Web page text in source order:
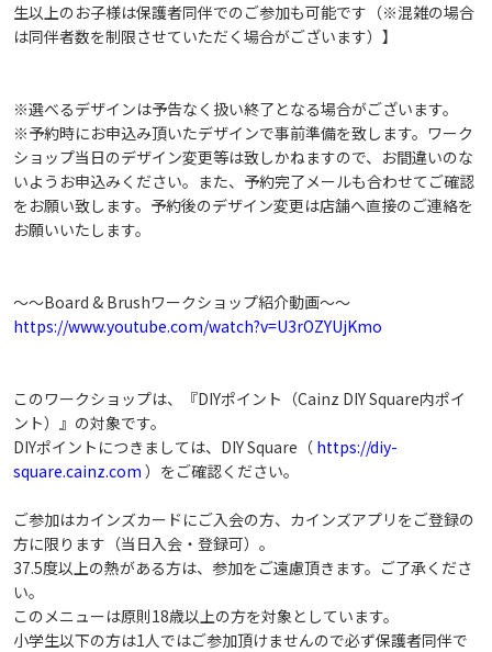
生以上のお子様は保護者同伴でのご参加も可能です（※混雑の場合
は同伴者数を制限させていただく場合がございます）】
※選べるデザインは予告なく扱い終了となる場合がございます。
※予約時にお申込み頂いたデザインで事前準備を致します。ワーク
ショップ当日のデザイン変更等は致しかねますので、お間違いのな
いようお申込みください。また、予約完了メールも合わせてご確認
をお願い致します。予約後のデザイン変更は店舗へ直接のご連絡を
お願いいたします。
～～Board & Brushワークショップ紹介動画～～
https://www.youtube.com/watch?v=U3rOZYUjKmo
このワークショップは、『DIYポイント（Cainz DIY Square内ポイ
ント）』の対象です。
DIYポイントにつきましては、DIY Square（ https://diy-
square.cainz.com ）をご確認ください。
ご参加はカインズカードにご入会の方、カインズアプリをご登録の
方に限ります（当日入会・登録可）。
37.5度以上の熱がある方は、参加をご遠慮頂きます。ご了承くださ
い。
このメニューは原則18歳以上の方を対象としています。
小学生以下の方は1人ではご参加頂けませんので必ず保護者同伴で